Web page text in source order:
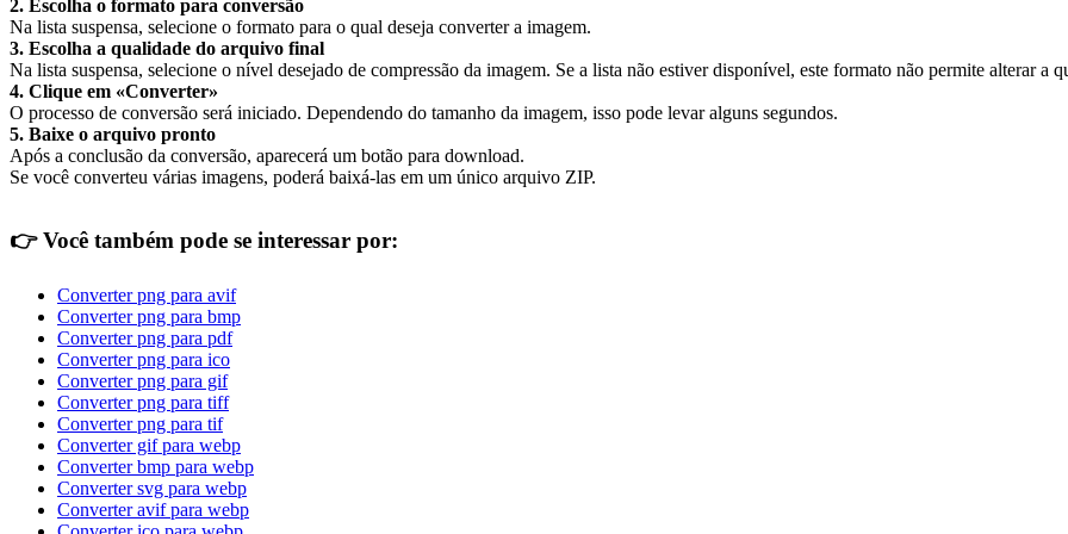
2. Escolha o formato para conversão
Na lista suspensa, selecione o formato para o qual deseja converter a imagem.
3. Escolha a qualidade do arquivo final
Na lista suspensa, selecione o nível desejado de compressão da imagem. Se a lista não estiver disponível, este formato não permite alterar a
4. Clique em «Converter»
O processo de conversão será iniciado. Dependendo do tamanho da imagem, isso pode levar alguns segundos.
5. Baixe o arquivo pronto
Após a conclusão da conversão, aparecerá um botão para download.
Se você converteu várias imagens, poderá baixá-las em um único arquivo ZIP.
👉Você também pode se interessar por:
Converter png para avif
Converter png para bmp
Converter png para pdf
Converter png para ico
Converter png para gif
Converter png para tiff
Converter png para tif
Converter gif para webp
Converter bmp para webp
Converter svg para webp
Converter avif para webp